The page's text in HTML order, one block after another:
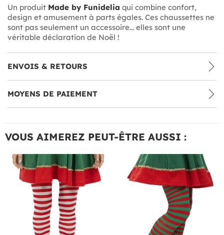
Un produit Made by Funidelia qui combine confort,
design et amusement à parts égales. Ces chaussettes ne
sont pas seulement un accessoire... elles sont une
véritable déclaration de Noël !
ENVOIS & RETOURS
MOYENS DE PAIEMENT
VOUS AIMEREZ PEUT-ÊTRE AUSSI :